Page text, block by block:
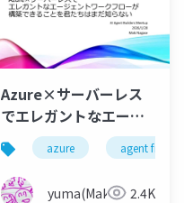
Azure×サーバーレス
でエレガントなエージ
ェントワークフローが
構築できることを君た
ちはまだ知らない
azure agent
yuma(Maki) 2.4K